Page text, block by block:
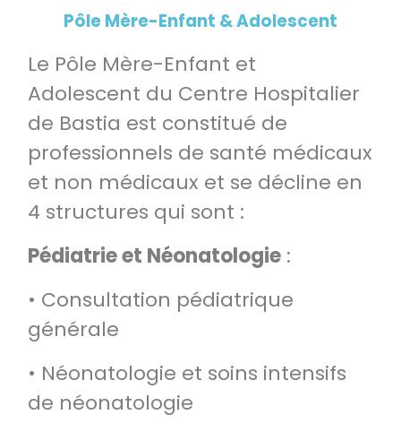
Pôle Mère-Enfant & Adolescent
Le Pôle Mère-Enfant et
Adolescent du Centre Hospitalier
de Bastia est constitué de
professionnels de santé médicaux
et non médicaux et se décline en
4 structures qui sont :
Pédiatrie et Néonatologie :
• Consultation pédiatrique
générale
• Néonatologie et soins intensifs
de néonatologie